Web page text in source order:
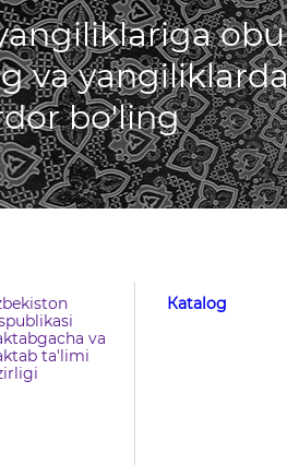
va
bo'ling
va
ta'limi
Кatalog